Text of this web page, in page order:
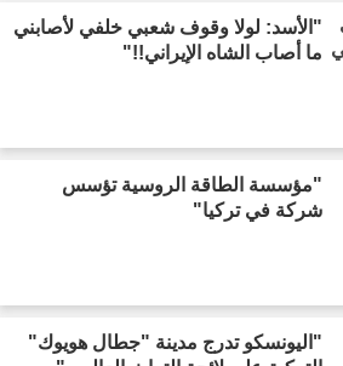
"الأسد: لولا وقوف شعبي خلفي لأصابني
ما أصاب الشاه الإيراني!!"
"مؤسسة الطاقة الروسية تؤسس
شركة في تركيا"
"اليونسكو تدرج مدينة "جطال هويوك"